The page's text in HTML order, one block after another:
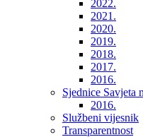
2022.
2021.
2020.
2019.
2018.
2017.
2016.
Sjednice Savjeta
2016.
Službeni vijesnik
Transparentnost